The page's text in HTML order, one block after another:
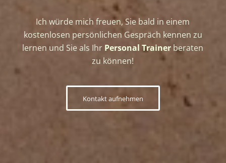
Ich würde mich freuen, Sie bald in einem
kostenlosen persönlichen Gespräch kennen zu
lernen und Sie als Ihr Personal Trainer beraten
zu können!
Kontakt aufnehmen